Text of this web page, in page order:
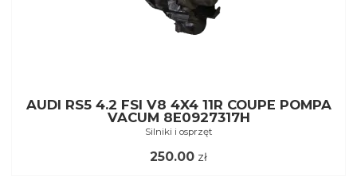
AUDI RS5 4.2 FSI V8 4X4 11R COUPE POMPA
VACUM 8E0927317H
Silniki i osprzęt
250.00 zł